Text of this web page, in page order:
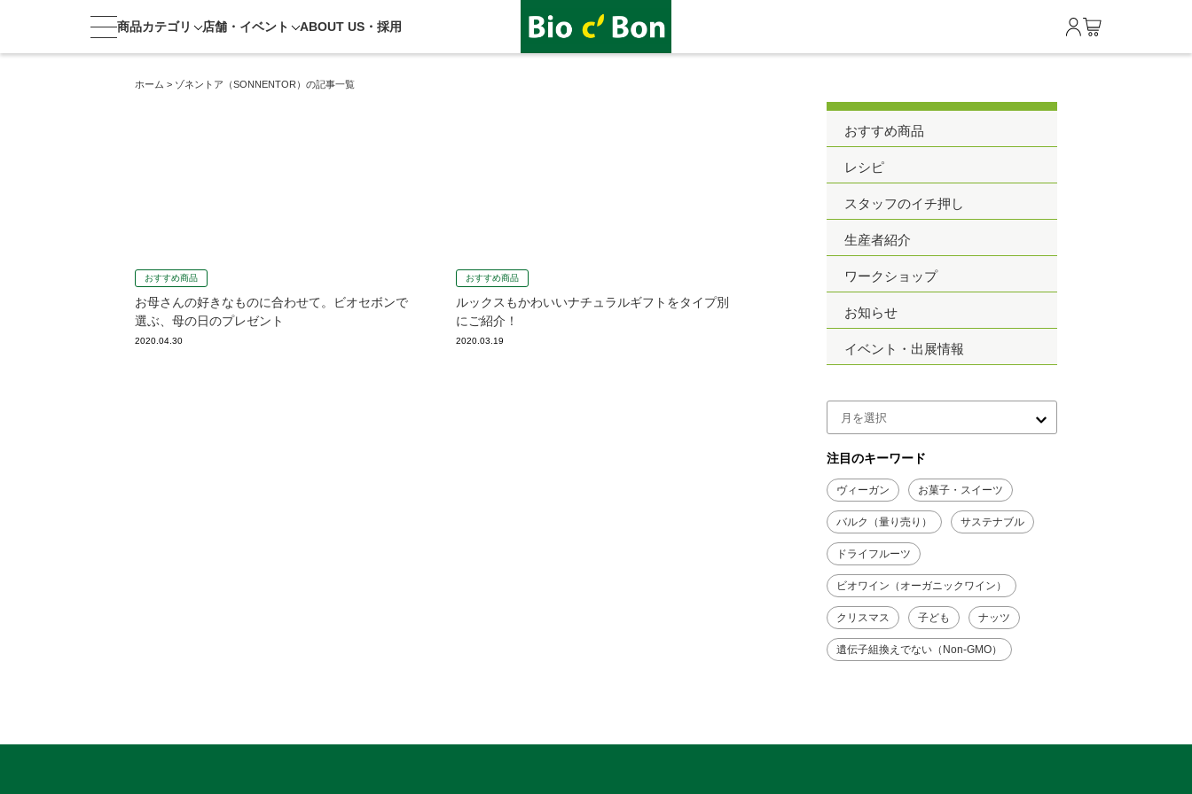
商品カテゴリ 店舗・ イベント ABOUT US・ 採用
ホーム > ゾネントア（SONNENTOR）の記事一覧
おすすめ商品
お母さんの好きなものに合わせて。ビオセボンで
選ぶ、母の日のプレゼント
2020.04.30
おすすめ商品
ルックスもかわいいナチュラルギフトをタイプ別
にご紹介！
2020.03.19
おすすめ商品
レシピ
スタッフのイチ押し
生産者紹介
ワークショップ
お知らせ
イベント・出展情報
注目のキーワード
ヴィーガン お菓子・スイーツ
バルク（量り売り） サステナブル
ドライフルーツ
ビオワイン（オーガニックワイン）
クリスマス 子ども ナッツ
遺伝子組換えでない（Non-GMO）